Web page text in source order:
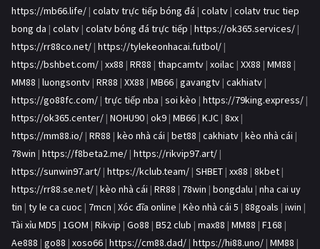
https://mb66.life/ | colatv trực tiếp bóng đá | colatv | colatv truc tiep
bong da | colatv | colatv bóng đá trực tiếp | https://ok365.services/ |
https://rr88co.net/ | https://tylekeonhacai.futbol/ |
https://bshbet.com/ | xx88 | RR88 | thapcamtv | xoilac | XX88 | MM88 |
MM88 | luongsontv | RR88 | XX88 | MB66 | gavangtv | cakhiatv |
https://go88fc.com/ | trực tiếp nba | soi kèo | https://79king.express/ |
https://ok365.center/ | NOHU90 | ok9 | MB66 | KJC | 8xx |
https://mm88.io/ | RR88 | kèo nhà cái | bet88 | cakhiatv | kèo nhà cái |
78win | https://f8beta2.me/ | https://rikvip97.art/ |
https://sunwin97.art/ | https://kclub.team/ | SHBET | xx88 | 8kbet |
https://rr88.se.net/ | kèo nhà cái | RR88 | 78win | bongdalu | nha cai uy
tin | ty le ca cuoc | 7mcn | Xóc đĩa online | Kèo nhà cái 5 | 88goals | iwin |
Tài xỉu MD5 | 1GOM | Rikvip | Go88 | B52 club | max88 | MM88 | F168 |
Ae888 | go88 | xoso66 | https://cm88.dad/ | https://hi88.uno/ | MM88 |